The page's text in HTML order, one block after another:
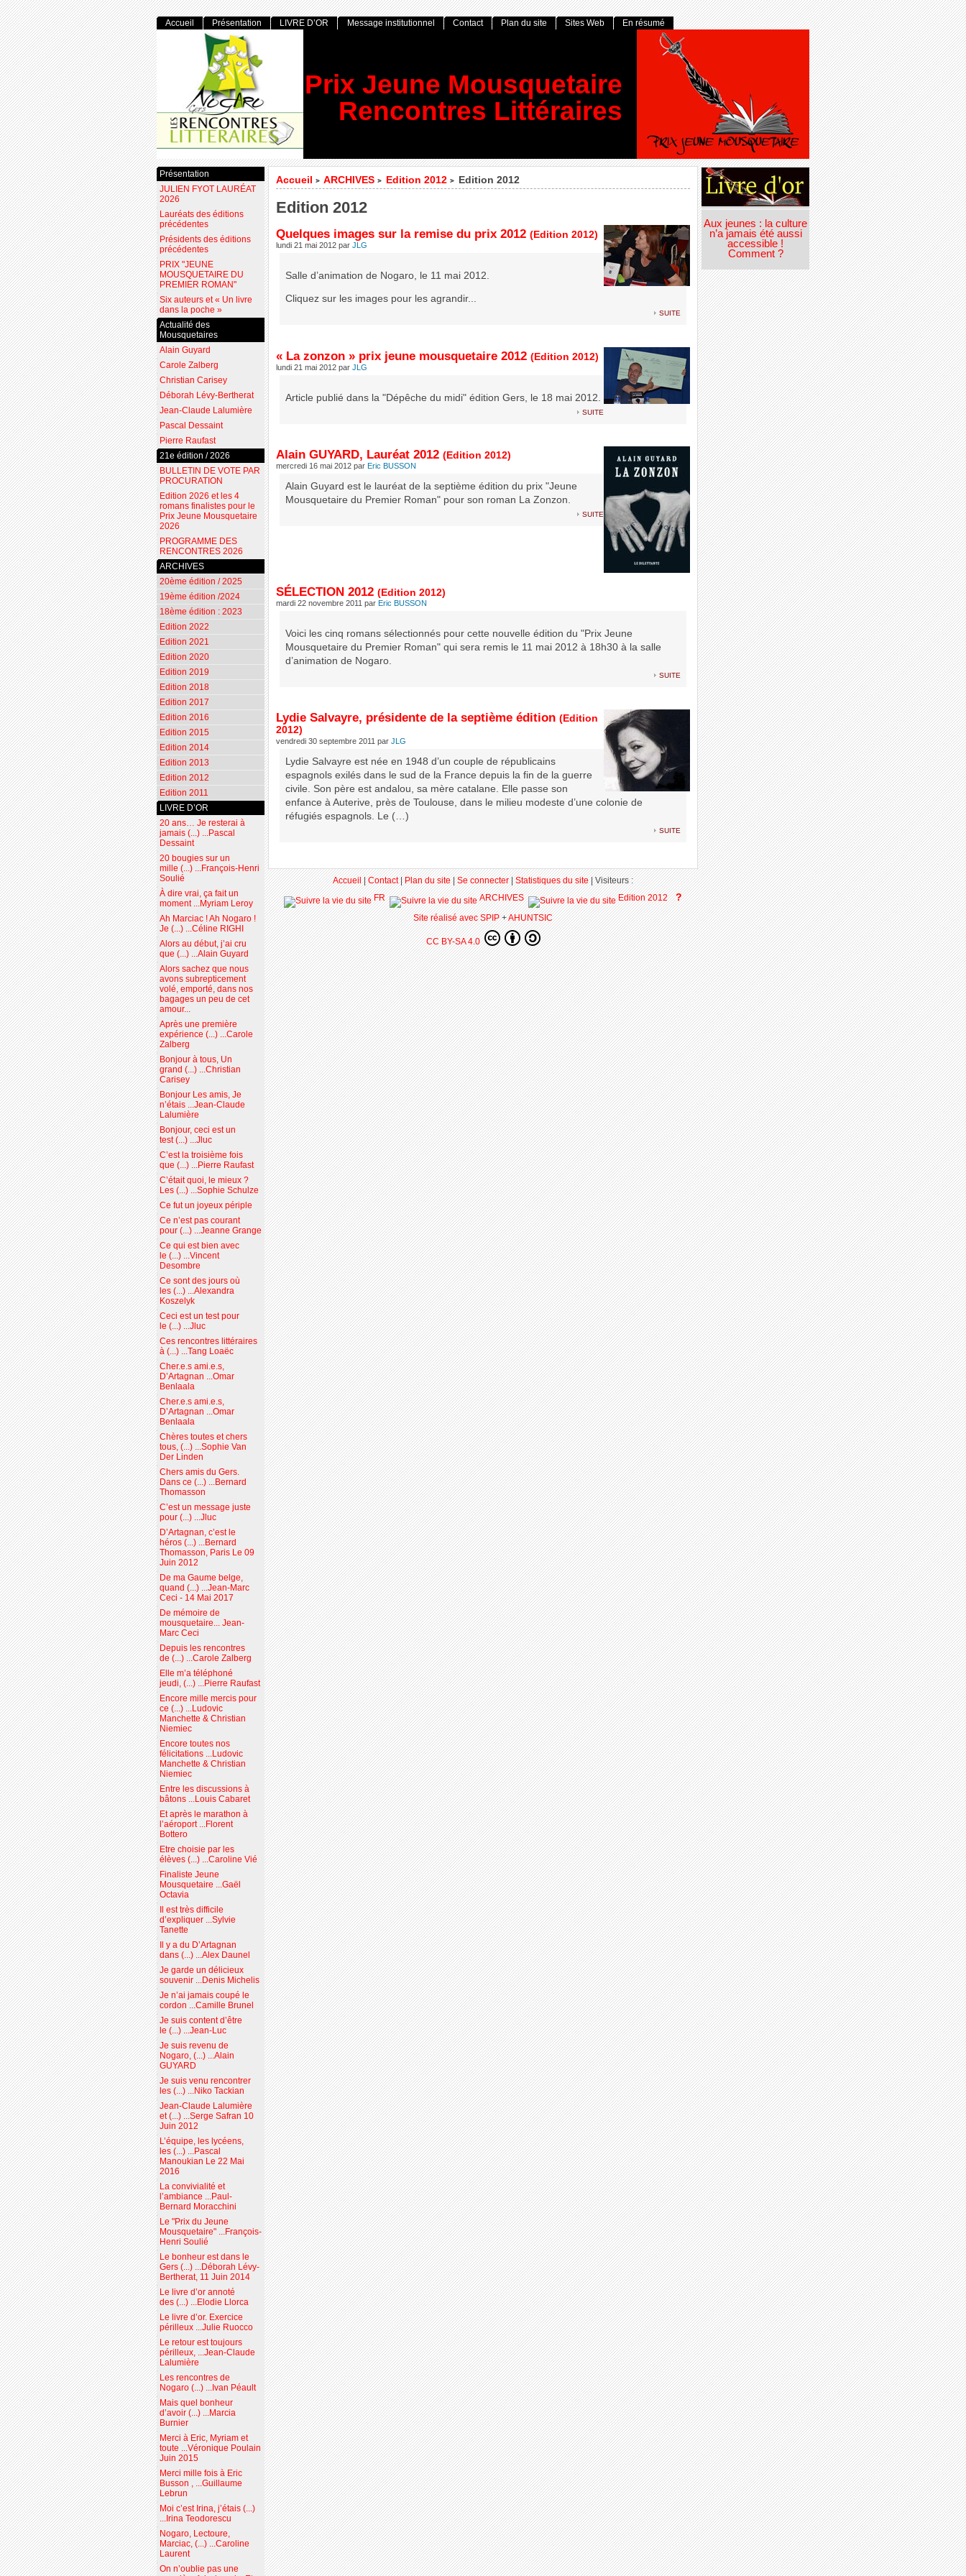
Prix Jeune Mousquetaire
Rencontres Littéraires
Accueil > ARCHIVES > Edition 2012 > Edition 2012
Edition 2012
Quelques images sur la remise du prix 2012 (Edition 2012)
lundi 21 mai 2012 par JLG
Salle d’animation de Nogaro, le 11 mai 2012.
Cliquez sur les images pour les agrandir...
suite
« La zonzon » prix jeune mousquetaire 2012 (Edition 2012)
lundi 21 mai 2012 par JLG
Article publié dans la "Dépêche du midi" édition Gers, le 18 mai 2012.
suite
Alain GUYARD, Lauréat 2012 (Edition 2012)
mercredi 16 mai 2012 par Eric BUSSON
Alain Guyard est le lauréat de la septième édition du prix "Jeune
Mousquetaire du Premier Roman" pour son roman La Zonzon.
suite
SÉLECTION 2012 (Edition 2012)
mardi 22 novembre 2011 par Eric BUSSON
Voici les cinq romans sélectionnés pour cette nouvelle édition du "Prix Jeune
Mousquetaire du Premier Roman" qui sera remis le 11 mai 2012 à 18h30 à la salle
d’animation de Nogaro.
suite
Lydie Salvayre, présidente de la septième édition (Edition
2012)
vendredi 30 septembre 2011 par JLG
Lydie Salvayre est née en 1948 d’un couple de républicains
espagnols exilés dans le sud de la France depuis la fin de la guerre
civile. Son père est andalou, sa mère catalane. Elle passe son
enfance à Auterive, près de Toulouse, dans le milieu modeste d’une colonie de
réfugiés espagnols. Le (…)
suite
Aux jeunes : la culture
n’a jamais été aussi
accessible !
Comment ?
Accueil Présentation LIVRE D’OR Message institutionnel Contact Plan du site Sites Web En résumé
Présentation
JULIEN FYOT LAURÉAT
2026
Lauréats des éditions
précédentes
Présidents des éditions
précédentes
PRIX "JEUNE
MOUSQUETAIRE DU
PREMIER ROMAN"
Six auteurs et « Un livre
dans la poche »
Actualité des
Mousquetaires
Alain Guyard
Carole Zalberg
Christian Carisey
Déborah Lévy-Bertherat
Jean-Claude Lalumière
Pascal Dessaint
Pierre Raufast
21e édition / 2026
BULLETIN DE VOTE PAR
PROCURATION
Edition 2026 et les 4
romans finalistes pour le
Prix Jeune Mousquetaire
2026
PROGRAMME DES
RENCONTRES 2026
ARCHIVES
20ème édition / 2025
19ème édition /2024
18ème édition : 2023
Edition 2022
Edition 2021
Edition 2020
Edition 2019
Edition 2018
Edition 2017
Edition 2016
Edition 2015
Edition 2014
Edition 2013
Edition 2012
Edition 2011
LIVRE D’OR
20 ans… Je resterai à
jamais (...) ...Pascal
Dessaint
20 bougies sur un
mille (...) ...François-Henri
Soulié
À dire vrai, ça fait un
moment ...Myriam Leroy
Ah Marciac ! Ah Nogaro !
Je (...) ...Céline RIGHI
Alors au début, j’ai cru
que (...) ...Alain Guyard
Alors sachez que nous
avons subrepticement
volé, emporté, dans nos
bagages un peu de cet
amour...
Après une première
expérience (...) ...Carole
Zalberg
Bonjour à tous, Un
grand (...) ...Christian
Carisey
Bonjour Les amis, Je
n’étais ...Jean-Claude
Lalumière
Bonjour, ceci est un
test (...) ...Jluc
C’est la troisième fois
que (...) ...Pierre Raufast
C’était quoi, le mieux ?
Les (...) ...Sophie Schulze
Ce fut un joyeux périple
Ce n’est pas courant
pour (...) ...Jeanne Grange
Ce qui est bien avec
le (...) ...Vincent
Desombre
Ce sont des jours où
les (...) ...Alexandra
Koszelyk
Ceci est un test pour
le (...) ...Jluc
Ces rencontres littéraires
à (...) ...Tang Loaëc
Cher.e.s ami.e.s,
D’Artagnan ...Omar
Benlaala
Cher.e.s ami.e.s,
D’Artagnan ...Omar
Benlaala
Chères toutes et chers
tous, (...) ...Sophie Van
Der Linden
Chers amis du Gers.
Dans ce (...) ...Bernard
Thomasson
C’est un message juste
pour (...) ...Jluc
D’Artagnan, c’est le
héros (...) ...Bernard
Thomasson, Paris Le 09
Juin 2012
De ma Gaume belge,
quand (...) ...Jean-Marc
Ceci - 14 Mai 2017
De mémoire de
mousquetaire... Jean-
Marc Ceci
Depuis les rencontres
de (...) ...Carole Zalberg
Elle m’a téléphoné
jeudi, (...) ...Pierre Raufast
Encore mille mercis pour
ce (...) ...Ludovic
Manchette & Christian
Niemiec
Encore toutes nos
félicitations ...Ludovic
Manchette & Christian
Niemiec
Entre les discussions à
bâtons ...Louis Cabaret
Et après le marathon à
l’aéroport ...Florent
Bottero
Etre choisie par les
élèves (...) ...Caroline Vié
Finaliste Jeune
Mousquetaire ...Gaël
Octavia
Il est très difficile
d’expliquer ...Sylvie
Tanette
Il y a du D’Artagnan
dans (...) ...Alex Daunel
Je garde un délicieux
souvenir ...Denis Michelis
Je n’ai jamais coupé le
cordon ...Camille Brunel
Je suis content d’être
le (...) ...Jean-Luc
Je suis revenu de
Nogaro, (...) ...Alain
GUYARD
Je suis venu rencontrer
les (...) ...Niko Tackian
Jean-Claude Lalumière
et (...) ...Serge Safran 10
Juin 2012
L’équipe, les lycéens,
les (...) ...Pascal
Manoukian Le 22 Mai
2016
La convivialité et
l’ambiance ...Paul-
Bernard Moracchini
Le "Prix du Jeune
Mousquetaire" ...François-
Henri Soulié
Le bonheur est dans le
Gers (...) ...Déborah Lévy-
Bertherat, 11 Juin 2014
Le livre d’or annoté
des (...) ...Elodie Llorca
Le livre d’or. Exercice
périlleux ...Julie Ruocco
Le retour est toujours
périlleux, ...Jean-Claude
Lalumière
Les rencontres de
Nogaro (...) ...Ivan Péault
Mais quel bonheur
d’avoir (...) ...Marcia
Burnier
Merci à Eric, Myriam et
toute ...Véronique Poulain
Juin 2015
Merci mille fois à Eric
Busson , ...Guillaume
Lebrun
Moi c’est Irina, j’étais (...)
...Irina Teodorescu
Nogaro, Lectoure,
Marciac, (...) ...Caroline
Laurent
On n’oublie pas une
Accueil|Contact|Plan du site|Se connecter|Statistiques du site|Visiteurs :
FR
ARCHIVES Edition 2012 ?
Site réalisé avec SPIP+AHUNTSIC
CC BY-SA 4.0